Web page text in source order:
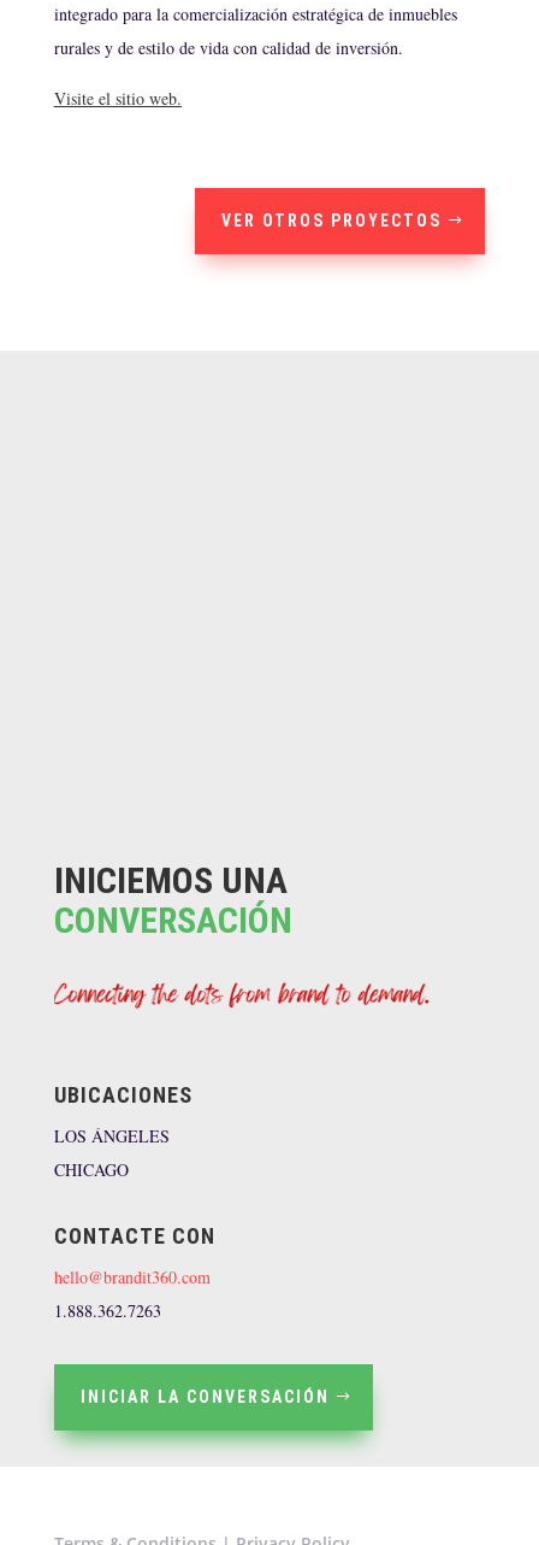
integrado para la comercialización estratégica de inmuebles
rurales y de estilo de vida con calidad de inversión.
Visite el sitio web.
VER OTROS PROYECTOS
INICIEMOS UNA
CONVERSACIÓN
UBICACIONES
LOS ÁNGELES
CHICAGO
CONTACTE CON
hello@brandit360.com
1.888.362.7263
INICIAR LA CONVERSACIÓN